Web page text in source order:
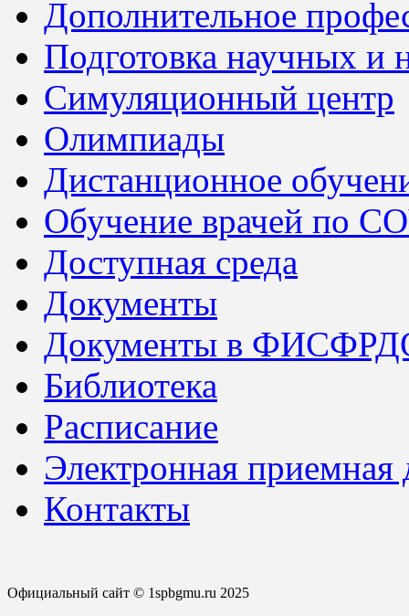
Дополнительное
Подготовка научных и
Симуляционный центр
Олимпиады
Дистанционное
Обучение врачей по
Доступная среда
Документы
Документы в
Библиотека
Расписание
Электронная
Контакты
Официальный сайт © 1spbgmu.ru 2025